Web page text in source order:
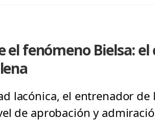
el fenómeno Bielsa:
lacónica, el entrenador de
de aprobación y